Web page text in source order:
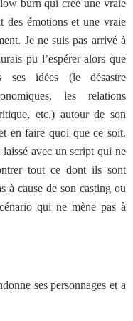
burn qui créé une vraie
des émotions et une vraie
Je ne suis pas arrivé à
pu l’espérer alors que
ses idées (le désastre
les relations
etc.) autour de son
en faire quoi que ce soit.
laissé avec un script qui ne
tout ce dont ils sont
à cause de son casting ou
qui ne mène pas à
ses personnages et a